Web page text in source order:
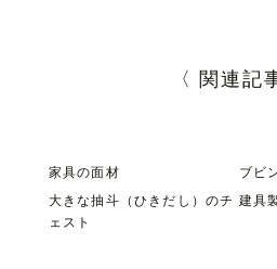
〈 関連記
家具の面材
ブビ
大きな抽斗（ひきだし）のチ
ェスト
建具